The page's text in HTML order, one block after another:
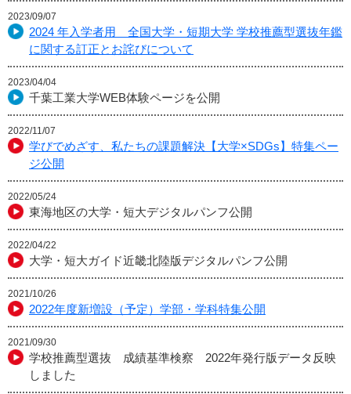
2023/09/07
2024 年入学者用 全国大学・短期大学 学校推薦型選抜年鑑
に関する訂正とお詫びについて
2023/04/04
千葉工業大学WEB体験ページを公開
2022/11/07
学びでめざす、私たちの課題解決【大学×SDGs】特集ペー
ジ公開
2022/05/24
東海地区の大学・短大デジタルパンフ公開
2022/04/22
大学・短大ガイド近畿北陸版デジタルパンフ公開
2021/10/26
2022年度新増設（予定）学部・学科特集公開
2021/09/30
学校推薦型選抜 成績基準検察 2022年発行版データ反映
しました